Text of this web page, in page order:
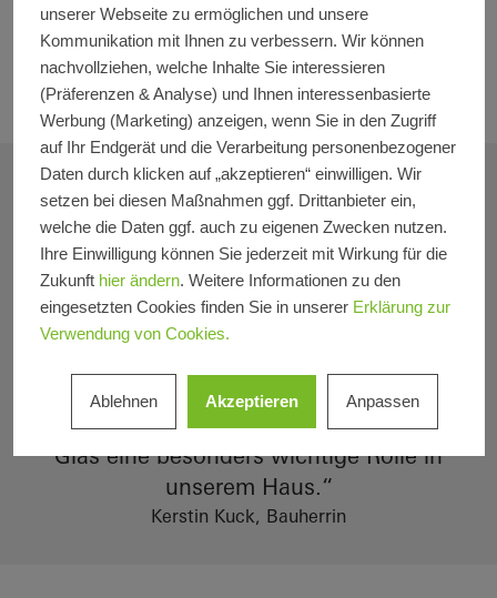
Architekt die Wohnfläche so auf 180 m
gestaltete im Zuge dessen auch die
Gartenfassade komplett neu.
„Wir wollten möglichst große,
lichtdurchflutete Räume. Deshalb spielt
Glas eine besonders wichtige Rolle in
unserem Haus.“
Kerstin Kuck, Bauherrin
unserer Webseite zu ermöglichen und unsere
Kommunikation mit Ihnen zu verbessern. Wir können
nachvollziehen, welche Inhalte Sie interessieren
(Präferenzen & Analyse) und Ihnen interessenbasierte
Werbung (Marketing) anzeigen, wenn Sie in den Zugriff
auf Ihr Endgerät und die Verarbeitung personenbezogener
Daten durch klicken auf „akzeptieren“ einwilligen. Wir
setzen bei diesen Maßnahmen ggf. Drittanbieter ein,
welche die Daten ggf. auch zu eigenen Zwecken nutzen.
Ihre Einwilligung können Sie jederzeit mit Wirkung für die
Zukunft hier ändern. Weitere Informationen zu den
eingesetzten Cookies finden Sie in unserer Erklärung zur
Verwendung von Cookies.
Ablehnen Akzeptieren Anpassen